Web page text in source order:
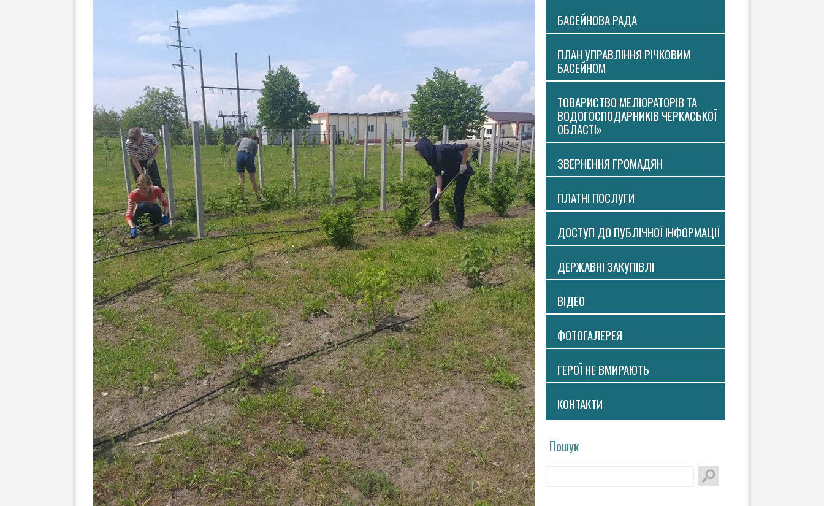
БАСЕЙНОВА РАДА
ПЛАН УПРАВЛІННЯ РІЧКОВИМ
БАСЕЙНОМ
ТОВАРИСТВО МЕЛІОРАТОРІВ ТА
ВОДОГОСПОДАРНИКІВ ЧЕРКАСЬКОЇ
ОБЛАСТІ»
ЗВЕРНЕННЯ ГРОМАДЯН
ПЛАТНI ПОСЛУГИ
ДОСТУП ДО ПУБЛІЧНОЇ ІНФОРМАЦІЇ
ДЕРЖАВНІ ЗАКУПІВЛІ
ВIДЕО
ФОТОГАЛЕРЕЯ
ГЕРОЇ НЕ ВМИРАЮТЬ
КОНТАКТИ
Пошук